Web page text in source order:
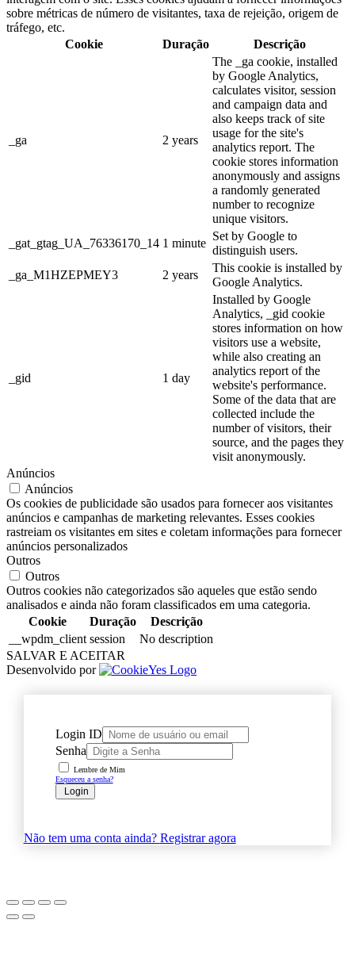
sobre métricas de número de visitantes, taxa de rejeição, origem de
tráfego, etc.
Cookie
Duração Descrição
_ga 2 years
The _ga cookie, installed
by Google Analytics,
calculates visitor, session
and campaign data and
also keeps track of site
usage for the site's
analytics report. The
cookie stores information
anonymously and assigns
a randomly generated
number to recognize
unique visitors.
_gat_gtag_UA_76336170_14 1 minute
Set by Google to
distinguish users.
_ga_M1HZEPMEY3
2 years
This cookie is installed by
Google Analytics.
_gid 1 day
Installed by Google
Analytics, _gid cookie
stores information on how
visitors use a website,
while also creating an
analytics report of the
website's performance.
Some of the data that are
collected include the
number of visitors, their
source, and the pages they
visit anonymously.
Anúncios
Anúncios
Os cookies de publicidade são usados para fornecer aos visitantes
anúncios e campanhas de marketing relevantes. Esses cookies
rastreiam os visitantes em sites e coletam informações para fornecer
anúncios personalizados
Outros
Outros
Outros cookies não categorizados são aqueles que estão sendo
analisados e ainda não foram classificados em uma categoria.
Cookie
Duração
Descrição
__wpdm_client session
No description
SALVAR E ACEITAR
Desenvolvido por
Login ID
Senha
Lembre de Mim
Esqueceu a senha?
Login
Não tem uma conta ainda? Registrar agora